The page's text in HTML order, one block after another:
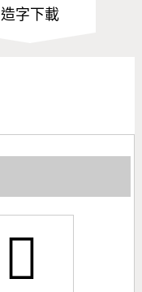
造字下載
󻒾